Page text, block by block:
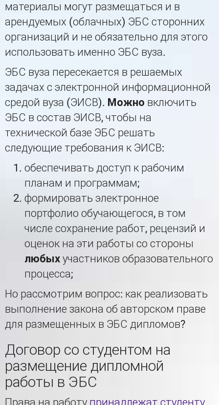
материалы могут размещаться и в
арендуемых (облачных) ЭБС сторонних
организаций и не обязательно для этого
использовать именно ЭБС вуза.
ЭБС вуза пересекается в решаемых
задачах с электронной информационной
средой вуза (ЭИСВ). Можно включить
ЭБС в состав ЭИСВ, чтобы на
технической базе ЭБС решать
следующие требования к ЭИСВ:
обеспечивать доступ к рабочим
планам и программам;
формировать электронное
портфолио обучающегося, в том
числе сохранение работ, рецензий и
оценок на эти работы со стороны
любых участников образовательного
процесса;
Но рассмотрим вопрос: как реализовать
выполнение закона об авторском праве
для размещенных в ЭБС дипломов?
Договор со студентом на
размещение дипломной
работы в ЭБС
Права на работу принадлежат студенту.